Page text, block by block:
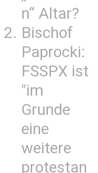
n“ Altar?
Bischof
Paprocki:
FSSPX ist
"im
Grunde
eine
weitere
protestan